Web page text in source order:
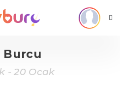
Burcu
- 20 Ocak